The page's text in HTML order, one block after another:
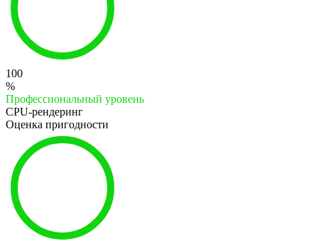
100
%
Профессиональный уровень
CPU-рендеринг
Оценка пригодности